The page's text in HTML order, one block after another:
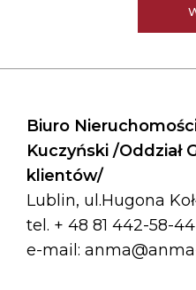
Biuro
Kuczyński /Oddział
klientów/
Lublin, ul.Hugona
tel. + 48 81 442-58-
e-mail: